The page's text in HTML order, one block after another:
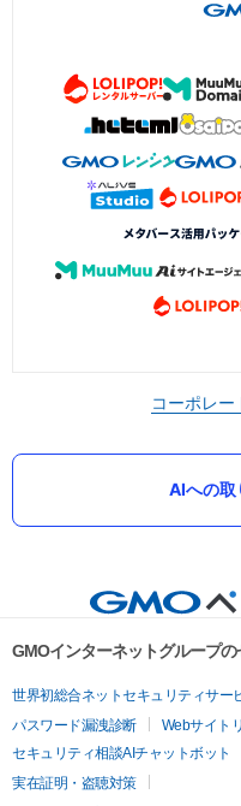
コーポレー
AIへの取
GMOインターネットグループ
世界初総合ネットセキュリティサー
パスワード漏洩診断
Webサイト
セキュリティ相談AIチャットボット
実在証明・盗聴対策